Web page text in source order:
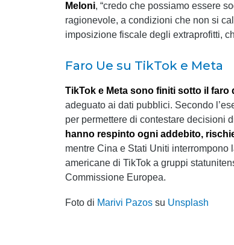
Meloni, “credo che possiamo essere
ragionevole, a condizioni che non si
imposizione fiscale degli extraprofitti,
Faro Ue su TikTok e Meta
TikTok e Meta sono finiti sotto il
adeguato ai dati pubblici. Secondo
per permettere di contestare decisioni
hanno respinto ogni addebito,
mentre Cina e Stati Uniti interrompono
americane di TikTok a gruppi
Commissione Europea.
Foto di Marivi Pazos su Unsplash